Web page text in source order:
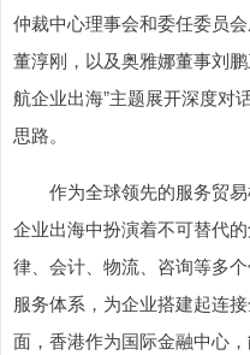
仲裁中心理事会和委任委员
董淳刚，以及奥雅娜董事刘
航企业出海”主题展开深度对
思路。
作为全球领先的服务贸易
企业出海中扮演着不可替代
律、会计、物流、咨询等多
服务体系，为企业搭建起连
面，香港作为国际金融中心